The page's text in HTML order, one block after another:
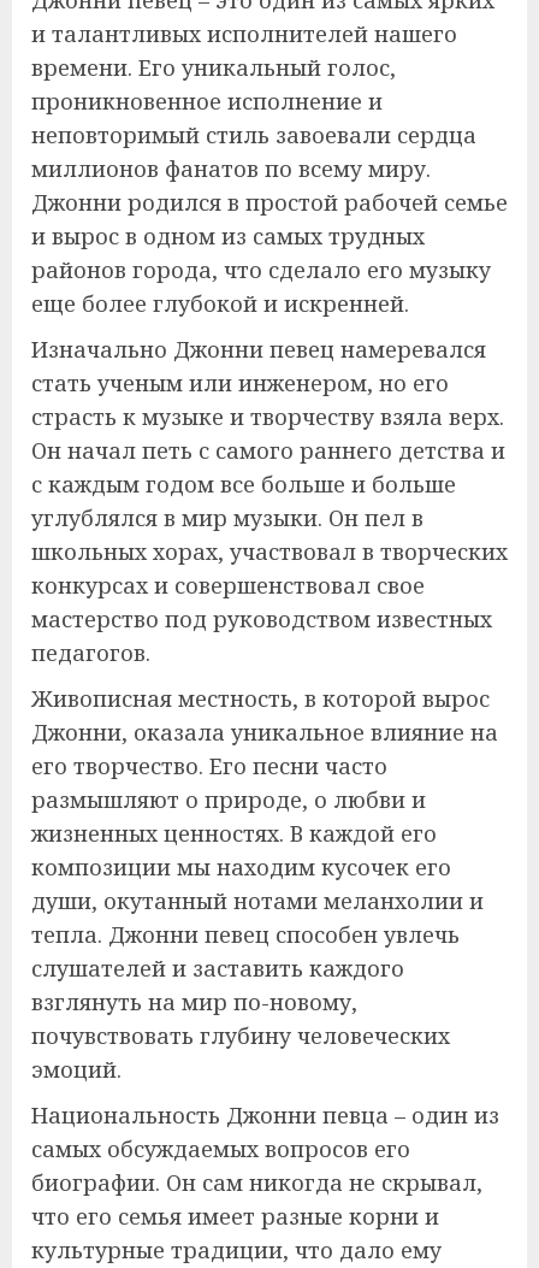
и талантливых исполнителей нашего
времени. Его уникальный голос,
проникновенное исполнение и
неповторимый стиль завоевали сердца
миллионов фанатов по всему миру.
Джонни родился в простой рабочей семье
и вырос в одном из самых трудных
районов города, что сделало его музыку
еще более глубокой и искренней.
Изначально Джонни певец намеревался
стать ученым или инженером, но его
страсть к музыке и творчеству взяла верх.
Он начал петь с самого раннего детства и
с каждым годом все больше и больше
углублялся в мир музыки. Он пел в
школьных хорах, участвовал в творческих
конкурсах и совершенствовал свое
мастерство под руководством известных
педагогов.
Живописная местность, в которой вырос
Джонни, оказала уникальное влияние на
его творчество. Его песни часто
размышляют о природе, о любви и
жизненных ценностях. В каждой его
композиции мы находим кусочек его
души, окутанный нотами меланхолии и
тепла. Джонни певец способен увлечь
слушателей и заставить каждого
взглянуть на мир по-новому,
почувствовать глубину человеческих
эмоций.
Национальность Джонни певца – один из
самых обсуждаемых вопросов его
биографии. Он сам никогда не скрывал,
что его семья имеет разные корни и
культурные традиции, что дало ему